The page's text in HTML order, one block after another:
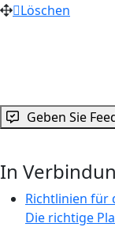
Löschen
Geben Sie
In
Richtlinien für
Die richtige